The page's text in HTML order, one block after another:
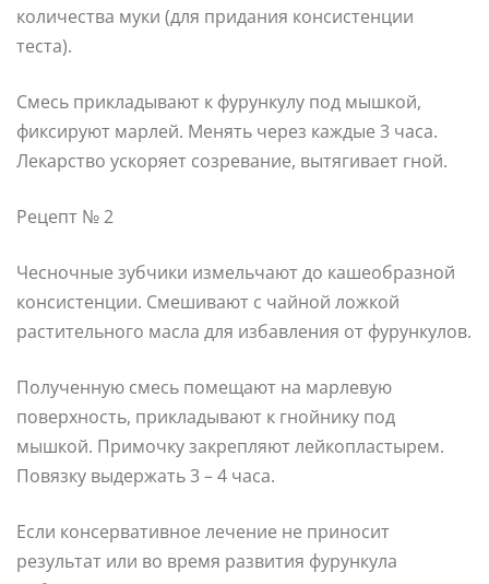
количества муки (для придания консистенции
теста).
Смесь прикладывают к фурункулу под мышкой,
фиксируют марлей. Менять через каждые 3 часа.
Лекарство ускоряет созревание, вытягивает гной.
Рецепт № 2
Чесночные зубчики измельчают до кашеобразной
консистенции. Смешивают с чайной ложкой
растительного масла для избавления от фурункулов.
Полученную смесь помещают на марлевую
поверхность, прикладывают к гнойнику под
мышкой. Примочку закрепляют лейкопластырем.
Повязку выдержать 3 – 4 часа.
Если консервативное лечение не приносит
результат или во время развития фурункула